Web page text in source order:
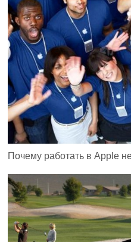
Почему работать в Apple